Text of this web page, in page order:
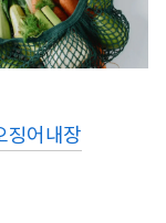
징어내장